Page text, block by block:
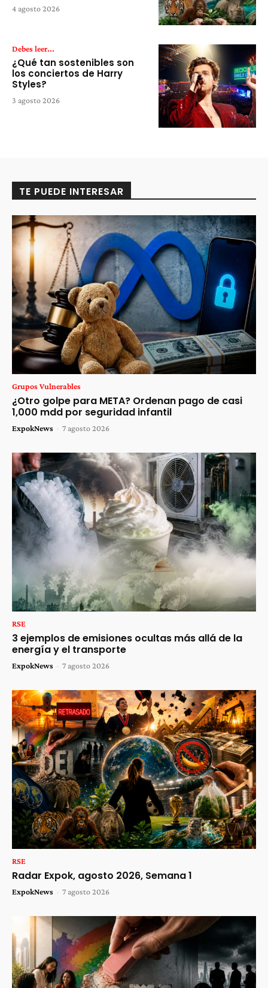
4 agosto 2026
Debes leer...
¿Qué tan sostenibles son
los conciertos de Harry
Styles?
3 agosto 2026
TE PUEDE INTERESAR
Grupos Vulnerables
¿Otro golpe para META? Ordenan pago de casi
1,000 mdd por seguridad infantil
ExpokNews - 7 agosto 2026
RSE
3 ejemplos de emisiones ocultas más allá de la
energía y el transporte
ExpokNews - 7 agosto 2026
RSE
Radar Expok, agosto 2026, Semana 1
ExpokNews - 7 agosto 2026